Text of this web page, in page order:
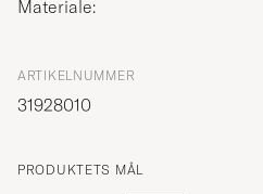
Materiale:
ARTIKELNUMMER
31928010
PRODUKTETS MÅL